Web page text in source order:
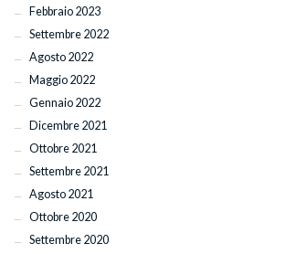
Febbraio 2023
Settembre 2022
Agosto 2022
Maggio 2022
Gennaio 2022
Dicembre 2021
Ottobre 2021
Settembre 2021
Agosto 2021
Ottobre 2020
Settembre 2020